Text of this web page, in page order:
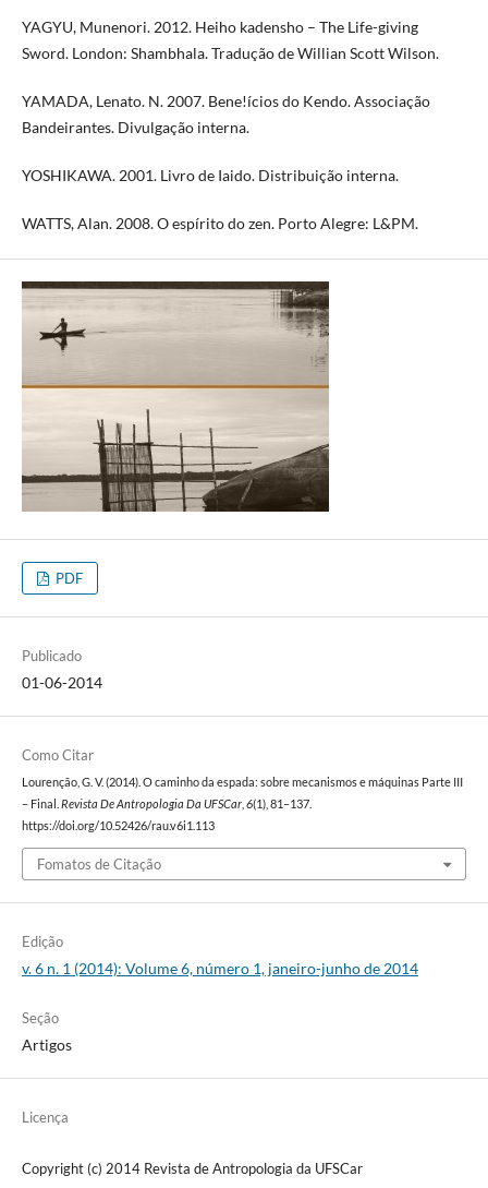
YAGYU, Munenori. 2012. Heiho kadensho – The Life-giving
Sword. London: Shambhala. Tradução de Willian Scott Wilson.
YAMADA, Lenato. N. 2007. Bene!ícios do Kendo. Associação
Bandeirantes. Divulgação interna.
YOSHIKAWA. 2001. Livro de Iaido. Distribuição interna.
WATTS, Alan. 2008. O espírito do zen. Porto Alegre: L&PM.
PDF
Publicado
01-06-2014
Como Citar
Lourenção, G. V. (2014). O caminho da espada: sobre mecanismos e máquinas Parte III
– Final. Revista De Antropologia Da UFSCar, 6(1), 81–137.
https://doi.org/10.52426/rau.v6i1.113
Fomatos de Citação
Edição
v. 6 n. 1 (2014): Volume 6, número 1, janeiro-junho de 2014
Seção
Artigos
Licença
Copyright (c) 2014 Revista de Antropologia da UFSCar